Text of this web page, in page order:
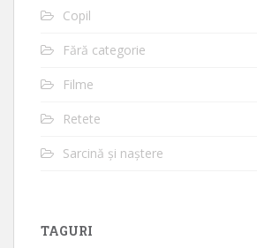
Copil
Fără categorie
Filme
Retete
Sarcină și naștere
TAGURI